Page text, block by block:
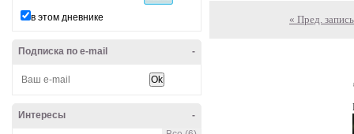
-
« Пред. запись